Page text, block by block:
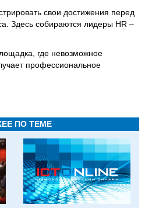
свои достижения перед
Здесь собираются лидеры HR –
где невозможное
профессиональное
ПО ТЕМЕ